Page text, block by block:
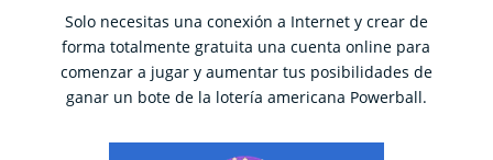
Solo necesitas una conexión a Internet y crear de
forma totalmente gratuita una cuenta online para
comenzar a jugar y aumentar tus posibilidades de
ganar un bote de la lotería americana Powerball.